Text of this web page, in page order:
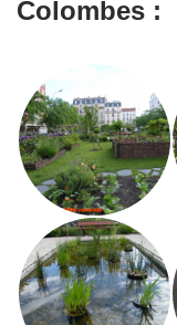
Colombes :